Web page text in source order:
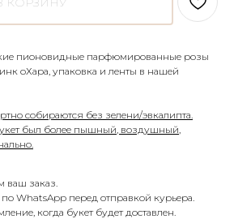
пионовидные парфюмированные розы
оХара, упаковка и ленты в нашей
собираются без зелени/эвкалипта.
был более пышный, воздушный,
ваш заказ.
по WhatsApp перед отправкой курьера.
когда букет будет доставлен.